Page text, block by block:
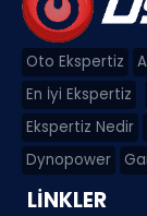
Oto Ekspertiz
En İyi Ekspertiz
Ekspertiz Nedir
Dynopower
LİNKLER